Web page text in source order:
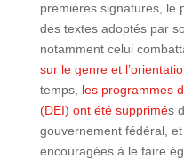
premières signatures, le
des textes adoptés par
notamment celui
sur le genre et
temps, les programmes
(DEI) ont été supprimés
gouvernement fédéral,
encouragées à le faire